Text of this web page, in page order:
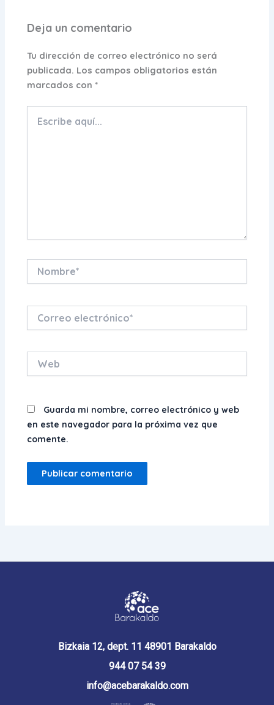
Deja un comentario
Tu dirección de correo electrónico no será
publicada. Los campos obligatorios están
marcados con*
aquí...
electrónico*
Guarda mi nombre, correo electrónico y web
en este navegador para la próxima vez que
comente.
Bizkaia 12, dept. 11 48901 Barakaldo
944 07 54 39
info@acebarakaldo.com